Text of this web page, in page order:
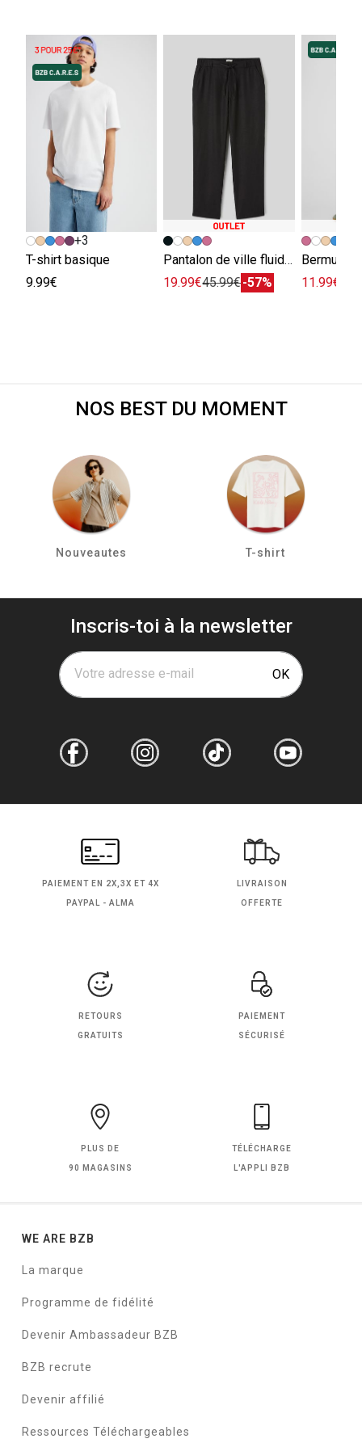
+3
T-shirt basique
9.99€
Pantalon de ville fluide viscose lin
19.99€45.99€-57%
Bermuda
11.99€
NOS BEST DU MOMENT
Nouveautes T-shirt
Inscris-toi à la newsletter
Votre adresse e-mail OK
PAIEMENT EN 2X,3X ET 4X
PAYPAL - ALMA
LIVRAISON
OFFERTE
RETOURS
GRATUITS
PAIEMENT
SÉCURISÉ
PLUS DE
90 MAGASINS
TÉLÉCHARGE
L'APPLI BZB
WE ARE BZB
La marque
Programme de fidélité
Devenir Ambassadeur BZB
BZB recrute
Devenir affilié
Ressources Téléchargeables